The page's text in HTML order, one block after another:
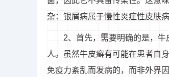
杂：银屑病属于慢性炎症性皮肤
2、首先，需要明确的是，
人。虽然牛皮癣有可能在患者自
免疫力紊乱而发病的，而非外界